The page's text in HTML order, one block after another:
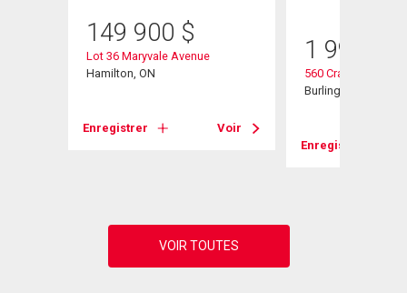
149 900 $
Lot 36 Maryvale Avenue
Hamilton, ON
Enregistrer Voir
1 999
560 Crane Court
Burlington, ON
Enregistrer